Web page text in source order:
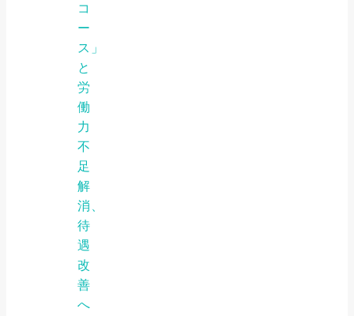
コ
ー
ス」
と
労
働
力
不
足
解
消、
待
遇
改
善
へ